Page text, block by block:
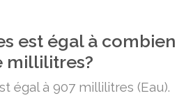
est égal à combien
millilitres?
égal à 907 millilitres (Eau).